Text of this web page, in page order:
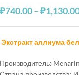
₽740.00–₽1,130.00
Экстракт аллиума
Производитель: